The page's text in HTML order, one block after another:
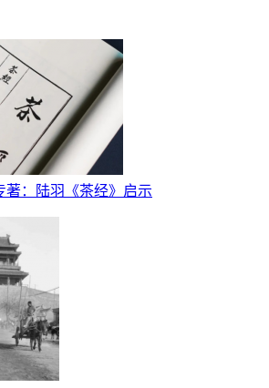
著：陆羽《茶经》启示